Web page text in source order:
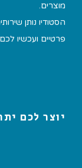
מוצרים.
הסטודיו נותן
פרטיים ועכשיו
יוצר לכם